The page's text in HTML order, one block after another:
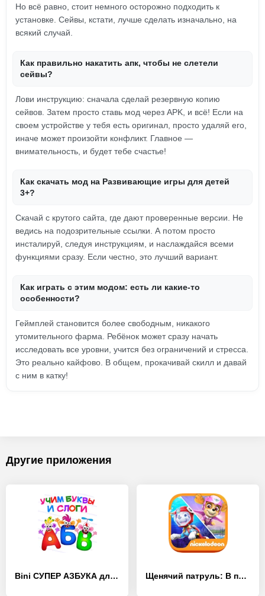
Но всё равно, стоит немного осторожно подходить к
установке. Сейвы, кстати, лучше сделать изначально, на
всякий случай.
Как правильно накатить апк, чтобы не слетели
сейвы?
Лови инструкцию: сначала сделай резервную копию
сейвов. Затем просто ставь мод через APK, и всё! Если на
своем устройстве у тебя есть оригинал, просто удаляй его,
иначе может произойти конфликт. Главное —
внимательность, и будет тебе счастье!
Как скачать мод на Развивающие игры для детей
3+?
Скачай с крутого сайта, где дают проверенные версии. Не
ведись на подозрительные ссылки. А потом просто
инсталируй, следуя инструкциям, и наслаждайся всеми
функциями сразу. Если честно, это лучший вариант.
Как играть с этим модом: есть ли какие-то
особенности?
Геймплей становится более свободным, никакого
утомительного фарма. Ребёнок может сразу начать
исследовать все уровни, учится без ограничений и стресса.
Это реально кайфово. В общем, прокачивай скилл и давай
с ним в катку!
Другие приложения
Bini СУПЕР АЗБУКА для детей и алфавит для малышей! Щенячий патруль: В полёт!